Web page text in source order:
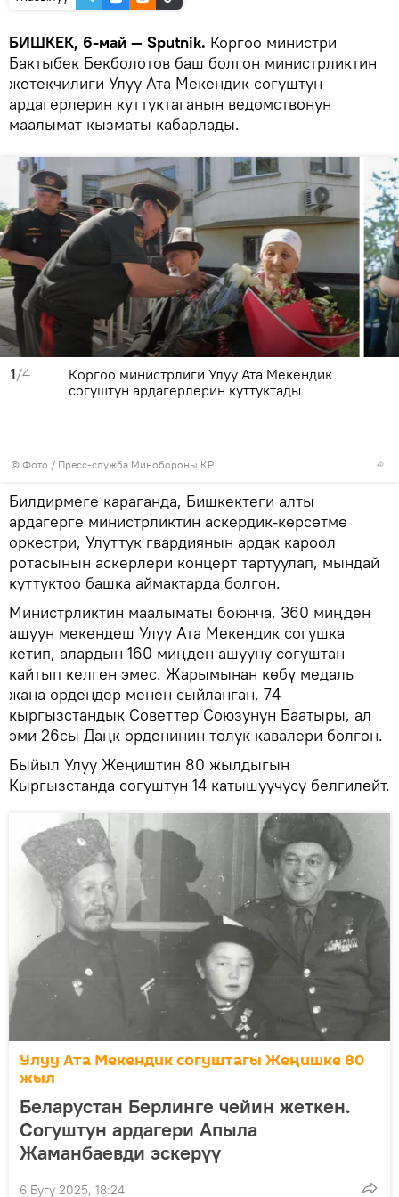
БИШКЕК, 6-май — Sputnik. Коргоо министри
Бактыбек Бекболотов баш болгон министрликтин
жетекчилиги Улуу Ата Мекендик согуштун
ардагерлерин куттуктаганын ведомствонун
маалымат кызматы кабарлады.
1/4
© Фото / Пресс-служба Минобороны КР
Коргоо министрлиги Улуу Ата Мекендик
согуштун ардагерлерин куттуктады
Билдирмеге караганда, Бишкектеги алты
ардагерге министрликтин аскердик-көрсөтмө
оркестри, Улуттук гвардиянын ардак кароол
ротасынын аскерлери концерт тартуулап, мындай
куттуктоо башка аймактарда болгон.
Министрликтин маалыматы боюнча, 360 миңден
ашуун мекендеш Улуу Ата Мекендик согушка
кетип, алардын 160 миңден ашууну согуштан
кайтып келген эмес. Жарымынан көбү медаль
жана ордендер менен сыйланган, 74
кыргызстандык Советтер Союзунун Баатыры, ал
эми 26сы Даңк орденинин толук кавалери болгон.
Быйыл Улуу Жеңиштин 80 жылдыгын
Кыргызстанда согуштун 14 катышуучусу белгилейт.
Улуу Ата Мекендик согуштагы Жеңишке 80
жыл
Беларустан Берлинге чейин жеткен.
Согуштун ардагери Апыла
Жаманбаевди эскерүү
6 Бугу 2025, 18:24